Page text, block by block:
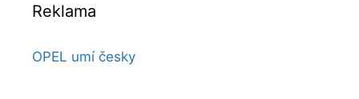
Reklama
OPEL umí česky